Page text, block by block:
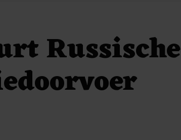
Russische